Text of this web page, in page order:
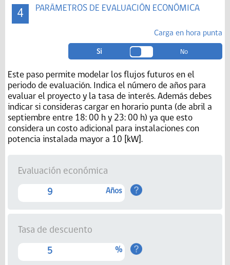
4 PARÁMETROS DE EVALUACIÓN ECONÓMICA
Carga en hora punta
Si No
Este paso permite modelar los flujos futuros en el
periodo de evaluación. Indica el número de años para
evaluar el proyecto y la tasa de interés. Además debes
indicar si consideras cargar en horario punta (de abril a
septiembre entre 18: 00 h y 23: 00 h) ya que esto
considera un costo adicional para instalaciones con
potencia instalada mayor a 10 [kW].
Evaluación económica
Años
Tasa de descuento
%